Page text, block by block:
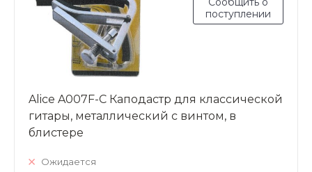
поступлении
Alice A007F-C Каподастр для классической
гитары, металлический с винтом, в
блистере
Ожидается